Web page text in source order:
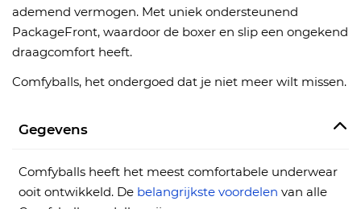
ademend vermogen. Met uniek ondersteunend
PackageFront, waardoor de boxer en slip een ongekend
draagcomfort heeft.
Comfyballs, het ondergoed dat je niet meer wilt missen.
Gegevens
Comfyballs heeft het meest comfortabele underwear
ooit ontwikkeld. De belangrijkste voordelen van alle